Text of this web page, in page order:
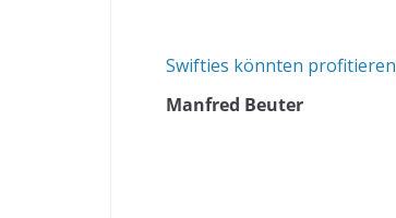
Swifties könnten profitieren
Manfred Beuter